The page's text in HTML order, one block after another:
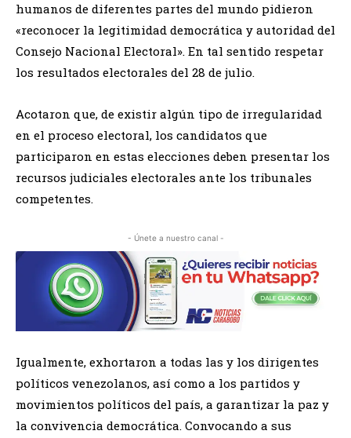
humanos de diferentes partes del mundo pidieron
«reconocer la legitimidad democrática y autoridad del
Consejo Nacional Electoral». En tal sentido respetar
los resultados electorales del 28 de julio.
Acotaron que, de existir algún tipo de irregularidad
en el proceso electoral, los candidatos que
participaron en estas elecciones deben presentar los
recursos judiciales electorales ante los tribunales
competentes.
- Únete a nuestro canal -
Igualmente, exhortaron a todas las y los dirigentes
políticos venezolanos, así como a los partidos y
movimientos políticos del país, a garantizar la paz y
la convivencia democrática. Convocando a sus